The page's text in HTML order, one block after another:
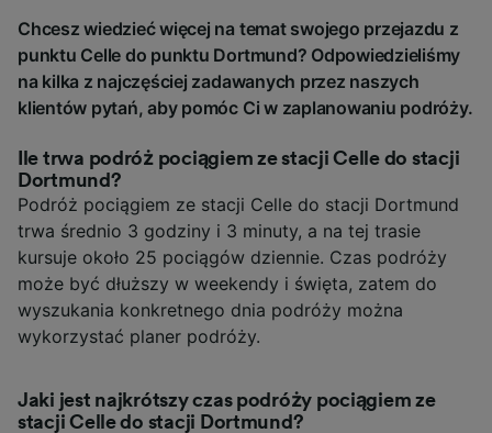
Chcesz wiedzieć więcej na temat swojego przejazdu z
punktu Celle do punktu Dortmund? Odpowiedzieliśmy
na kilka z najczęściej zadawanych przez naszych
klientów pytań, aby pomóc Ci w zaplanowaniu podróży.
Ile trwa podróż pociągiem ze stacji Celle do stacji
Dortmund?
Podróż pociągiem ze stacji Celle do stacji Dortmund
trwa średnio 3 godziny i 3 minuty, a na tej trasie
kursuje około 25 pociągów dziennie. Czas podróży
może być dłuższy w weekendy i święta, zatem do
wyszukania konkretnego dnia podróży można
wykorzystać planer podróży.
Jaki jest najkrótszy czas podróży pociągiem ze
stacji Celle do stacji Dortmund?